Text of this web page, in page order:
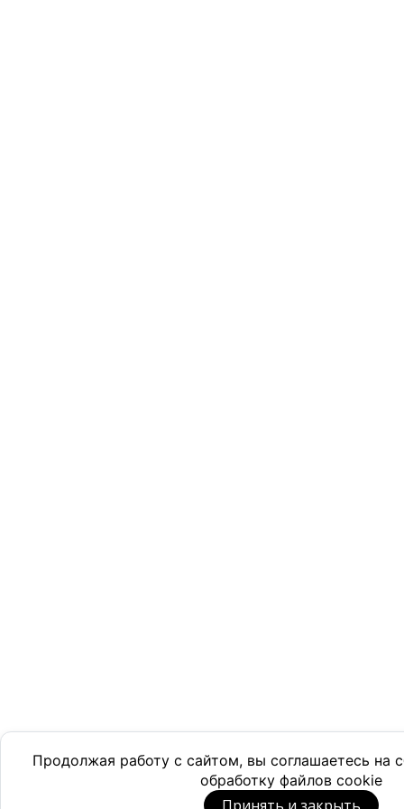
Продолжая работу с сайтом, вы соглашаетесь на
обработку файлов cookie